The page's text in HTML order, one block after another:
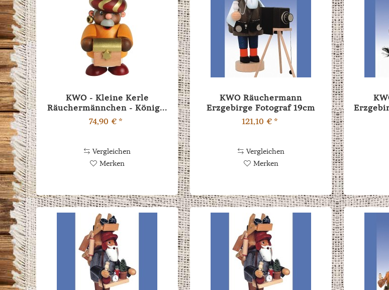
KWO - Kleine Kerle
Räuchermännchen - König...
74,90 € *
Vergleichen
Merken
KWO Räuchermann
Erzgebirge Fotograf 19cm
121,10 € *
Vergleichen
Merken